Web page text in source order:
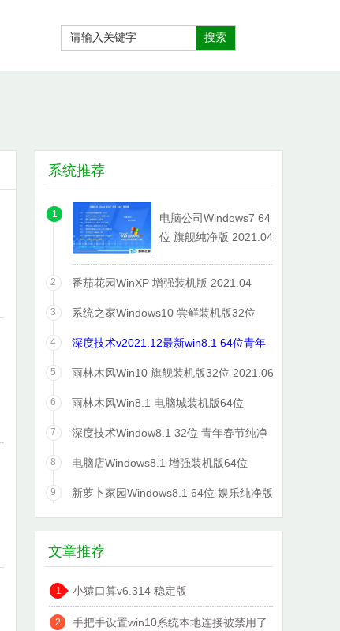
系统推荐
1
电脑公司Windows7 64
位 旗舰纯净版 2021.04
2 番茄花园WinXP 增强装机版 2021.04
3
系统之家Windows10 尝鲜装机版32位
2021.06
4
深度技术v2021.12最新win8.1 64位青年
装机版
5 雨林木风Win10 旗舰装机版32位 2021.06
6
雨林木风Win8.1 电脑城装机版64位
2021.06
7
深度技术Window8.1 32位 青年春节纯净
版 v2020.02
8
电脑店Windows8.1 增强装机版64位
2021.06
9
新萝卜家园Windows8.1 64位 娱乐纯净版
2021.06
文章推荐
小猿口算v6.314 稳定版
1
手把手设置win10系统本地连接被禁用了
2